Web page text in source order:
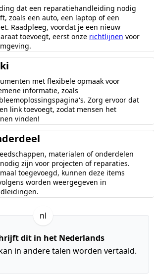
dat een reparatiehandleiding nodig
zoals een auto, een laptop of een
Raadpleeg, voordat je een nieuw
toevoegt, eerst onze richtlijnen voor
met flexibele opmaak voor
informatie, zoals
Zorg ervoor dat
link toevoegt, zodat mensen het
vinden!
materialen of onderdelen
zijn voor projecten of reparaties.
toegevoegd, kunnen deze items
worden weergegeven in
nl
dit in het Nederlands
in andere talen worden vertaald.